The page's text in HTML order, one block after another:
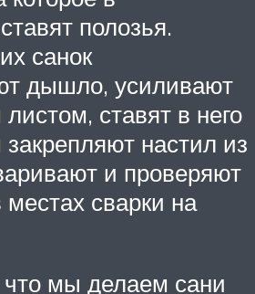
полозья.
санок
дышло, усиливают
ставят в него
закрепляют настил из
и проверяют
сварки на
мы делаем сани